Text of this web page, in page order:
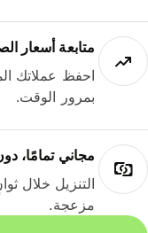
متابعة أسعار
احفظ عملاتك
بمرور الوقت.
مجاني تمامًا، دون
التنزيل خلال
مزعجة.